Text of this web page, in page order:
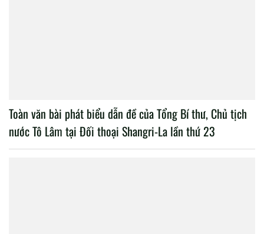
Toàn văn bài phát biểu dẫn đề của Tổng Bí thư, Chủ tịch
nước Tô Lâm tại Đối thoại Shangri-La lần thứ 23